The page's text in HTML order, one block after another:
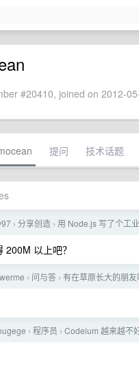
#20410, joined on 2012-
提问 技术话题
› 分享创造 › 用 Node.js 写了个工
以上吧？
› 问与答 › 有在草原长大的朋友
› 程序员 › Codeium 越来越不